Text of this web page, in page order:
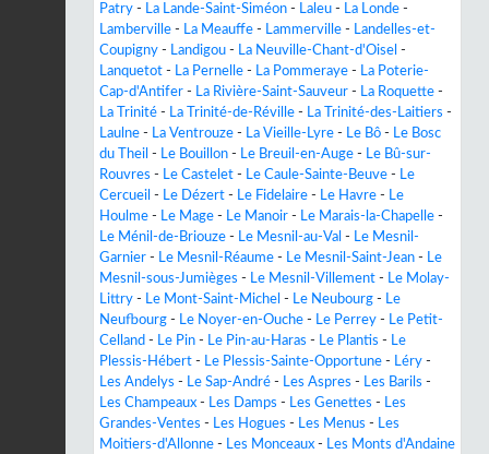
Patry - La Lande-Saint-Siméon - Laleu - La Londe -
Lamberville - La Meauffe - Lammerville - Landelles-et-
Coupigny - Landigou - La Neuville-Chant-d'Oisel -
Lanquetot - La Pernelle - La Pommeraye - La Poterie-
Cap-d'Antifer - La Rivière-Saint-Sauveur - La Roquette -
La Trinité - La Trinité-de-Réville - La Trinité-des-Laitiers -
Laulne - La Ventrouze - La Vieille-Lyre - Le Bô - Le Bosc
du Theil - Le Bouillon - Le Breuil-en-Auge - Le Bû-sur-
Rouvres - Le Castelet - Le Caule-Sainte-Beuve - Le
Cercueil - Le Dézert - Le Fidelaire - Le Havre - Le
Houlme - Le Mage - Le Manoir - Le Marais-la-Chapelle -
Le Ménil-de-Briouze - Le Mesnil-au-Val - Le Mesnil-
Garnier - Le Mesnil-Réaume - Le Mesnil-Saint-Jean - Le
Mesnil-sous-Jumièges - Le Mesnil-Villement - Le Molay-
Littry - Le Mont-Saint-Michel - Le Neubourg - Le
Neufbourg - Le Noyer-en-Ouche - Le Perrey - Le Petit-
Celland - Le Pin - Le Pin-au-Haras - Le Plantis - Le
Plessis-Hébert - Le Plessis-Sainte-Opportune - Léry -
Les Andelys - Le Sap-André - Les Aspres - Les Barils -
Les Champeaux - Les Damps - Les Genettes - Les
Grandes-Ventes - Les Hogues - Les Menus - Les
Moitiers-d'Allonne - Les Monceaux - Les Monts d'Andaine